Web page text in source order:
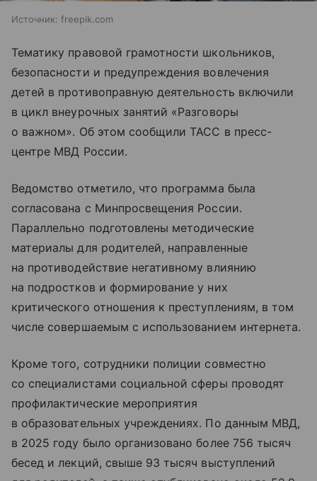
Источник: freepik.com
Тематику правовой грамотности школьников,
безопасности и предупреждения вовлечения
детей в противоправную деятельность включили
в цикл внеурочных занятий «Разговоры
о важном». Об этом сообщили ТАСС в пресс-
центре МВД России.
Ведомство отметило, что программа была
согласована с Минпросвещения России.
Параллельно подготовлены методические
материалы для родителей, направленные
на противодействие негативному влиянию
на подростков и формирование у них
критического отношения к преступлениям, в том
числе совершаемым с использованием интернета.
Кроме того, сотрудники полиции совместно
со специалистами социальной сферы проводят
профилактические мероприятия
в образовательных учреждениях. По данным МВД,
в 2025 году было организовано более 756 тысяч
бесед и лекций, свыше 93 тысяч выступлений